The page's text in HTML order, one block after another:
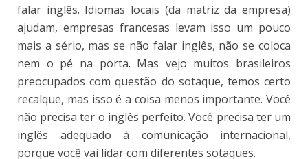
falar inglês. Idiomas locais (da matriz da empresa)
ajudam, empresas francesas levam isso um pouco
mais a sério, mas se não falar inglês, não se coloca
nem o pé na porta. Mas vejo muitos brasileiros
preocupados com questão do sotaque, temos certo
recalque, mas isso é a coisa menos importante. Você
não precisa ter o inglês perfeito. Você precisa ter um
inglês adequado à comunicação internacional,
porque você vai lidar com diferentes sotaques.